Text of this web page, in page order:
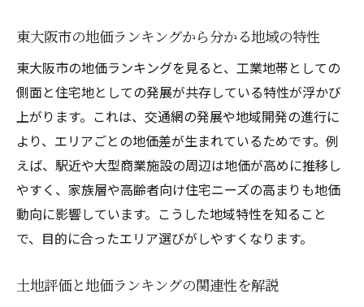
東大阪市の地価ランキングから分かる地域の特性
東大阪市の地価ランキングを見ると、工業地帯としての
側面と住宅地としての発展が共存している特性が浮かび
上がります。これは、交通網の発展や地域開発の進行に
より、エリアごとの地価差が生まれているためです。例
えば、駅近や大型商業施設の周辺は地価が高めに推移し
やすく、家族層や高齢者向け住宅ニーズの高まりも地価
動向に影響しています。こうした地域特性を知ること
で、目的に合ったエリア選びがしやすくなります。
土地評価と地価ランキングの関連性を解説